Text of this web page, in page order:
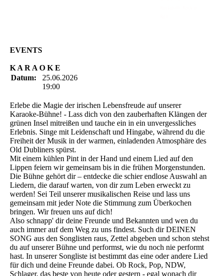
EVENTS
K A R A O K E
Datum:
25.06.2026
19:00
Erlebe die Magie der irischen Lebensfreude auf unserer
Karaoke-Bühne! - Lass dich von den zauberhaften Klängen der
grünen Insel mitreißen und tauche ein in ein unvergessliches
Erlebnis. Singe mit Leidenschaft und Hingabe, während du die
Freiheit der Musik in der warmen, einladenden Atmosphäre des
Old Dubliners spürst.
Mit einem kühlen Pint in der Hand und einem Lied auf den
Lippen feiern wir gemeinsam bis in die frühen Morgenstunden.
Die Bühne gehört dir – entdecke die schier endlose Auswahl an
Liedern, die darauf warten, von dir zum Leben erweckt zu
werden! Sei Teil unserer musikalischen Reise und lass uns
gemeinsam mit jeder Note die Stimmung zum Überkochen
bringen. Wir freuen uns auf dich!
Also schnapp' dir deine Freunde und Bekannten und wen du
auch immer auf dem Weg zu uns findest. Such dir DEINEN
SONG aus den Songlisten raus, Zettel abgeben und schon stehst
du auf unserer Bühne und performst, wie du noch nie performt
hast. In unserer Songliste ist bestimmt das eine oder andere Lied
für dich und deine Freunde dabei. Ob Rock, Pop, NDW,
Schlager, das beste von heute oder gestern - egal wonach dir